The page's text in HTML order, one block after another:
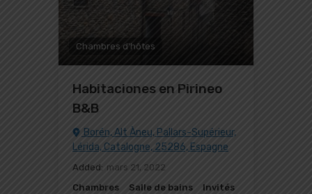
Chambres d'hôtes
Habitaciones en Pirineo
B&B
Borén, Alt Àneu, Pallars-Supérieur,
Lérida, Catalogne, 25286, Espagne
Added: mars 21, 2022
Chambres
Salle de bains Invités